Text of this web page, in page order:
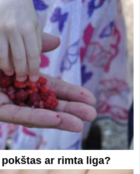
ar rimta liga?